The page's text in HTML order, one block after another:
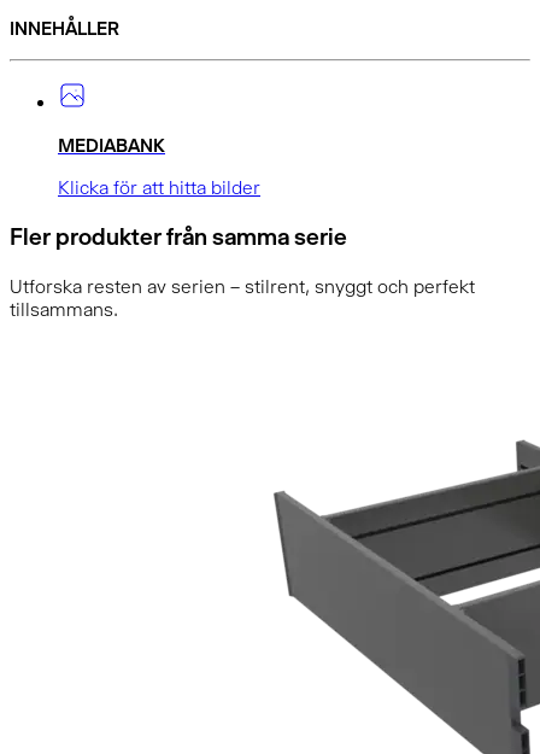
INNEHÅLLER
MEDIABANK
Klicka för att hitta bilder
Fler produkter från samma serie
Utforska resten av serien – stilrent, snyggt och perfekt
tillsammans.